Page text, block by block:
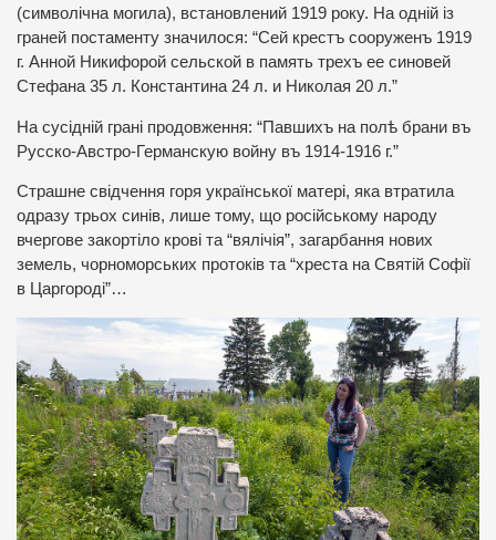
(символічна могила), встановлений 1919 року. На одній із
граней постаменту значилося: “Сей крестъ сооруженъ 1919
г. Анной Никифорой сельской в память трехъ ее синовей
Стефана 35 л. Константина 24 л. и Николая 20 л.”
На сусідній грані продовження: “Павшихъ на полѣ брани въ
Русско-Австро-Германскую войну въ 1914-1916 г.”
Страшне свідчення горя української матері, яка втратила
одразу трьох синів, лише тому, що російському народу
вчергове закортіло крові та “вялічія”, загарбання нових
земель, чорноморських протоків та “хреста на Святій Софії
в Царгороді”…